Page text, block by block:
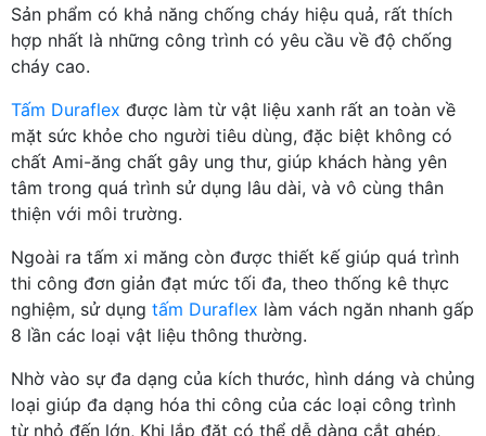
Sản phẩm có khả năng chống cháy hiệu quả, rất thích
hợp nhất là những công trình có yêu cầu về độ chống
cháy cao.
Tấm Duraflex được làm từ vật liệu xanh rất an toàn về
mặt sức khỏe cho người tiêu dùng, đặc biệt không có
chất Ami-ăng chất gây ung thư, giúp khách hàng yên
tâm trong quá trình sử dụng lâu dài, và vô cùng thân
thiện với môi trường.
Ngoài ra tấm xi măng còn được thiết kế giúp quá trình
thi công đơn giản đạt mức tối đa, theo thống kê thực
nghiệm, sử dụng tấm Duraflex làm vách ngăn nhanh gấp
8 lần các loại vật liệu thông thường.
Nhờ vào sự đa dạng của kích thước, hình dáng và chủng
loại giúp đa dạng hóa thi công của các loại công trình
từ nhỏ đến lớn, Khi lắp đặt có thể dễ dàng cắt ghép,